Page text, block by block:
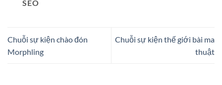
SEO
Chuỗi sự kiện chào đón
Morphling
Chuỗi sự kiện thế giới bài ma
thuật